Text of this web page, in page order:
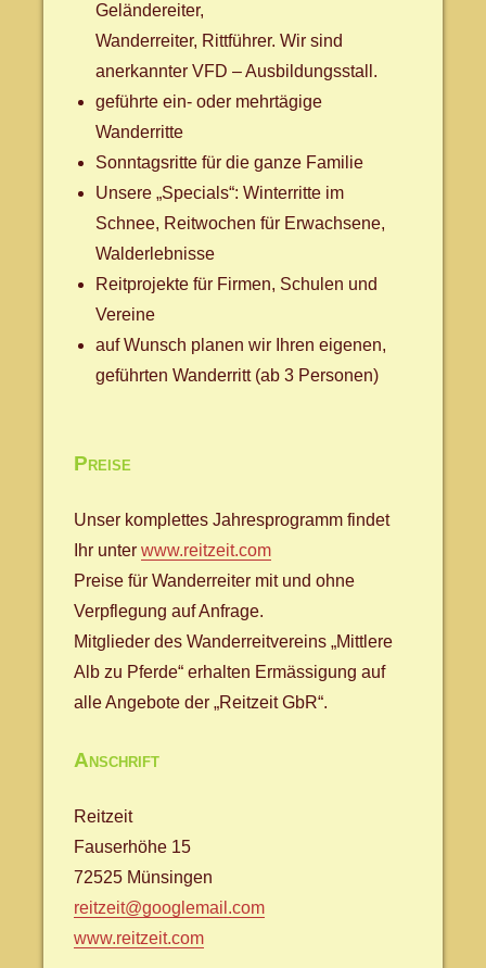
Geländereiter,
Wanderreiter, Rittführer. Wir sind
anerkannter VFD – Ausbildungsstall.
geführte ein- oder mehrtägige
Wanderritte
Sonntagsritte für die ganze Familie
Unsere „Specials“: Winterritte im
Schnee, Reitwochen für Erwachsene,
Walderlebnisse
Reitprojekte für Firmen, Schulen und
Vereine
auf Wunsch planen wir Ihren eigenen,
geführten Wanderritt (ab 3 Personen)
Preise
Unser komplettes Jahresprogramm findet
Ihr unterwww.reitzeit.com
Preise für Wanderreiter mit und ohne
Verpflegung auf Anfrage.
Mitglieder des Wanderreitvereins „Mittlere
Alb zu Pferde“ erhalten Ermässigung auf
alle Angebote der „Reitzeit GbR“.
Anschrift
Reitzeit
Fauserhöhe 15
72525 Münsingen
reitzeit@googlemail.com
www.reitzeit.com